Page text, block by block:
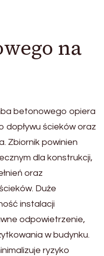
na
betonowego opiera
dopływu ścieków oraz
Zbiornik powinien
dla konstrukcji,
oraz
Duże
instalacji
odpowietrzenie,
w budynku.
ryzyko